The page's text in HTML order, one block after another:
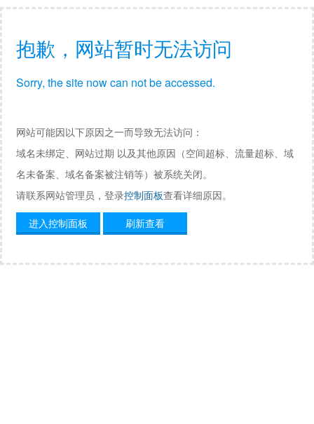
抱歉，网站暂时无法访问
Sorry, the site now can not be accessed.
网站可能因以下原因之一而导致无法访问：
域名未绑定、网站过期 以及其他原因（空间超标、流量超标、域
名未备案、域名备案被注销等）被系统关闭。
请联系网站管理员，登录控制面板查看详细原因。
进入控制面板
刷新查看